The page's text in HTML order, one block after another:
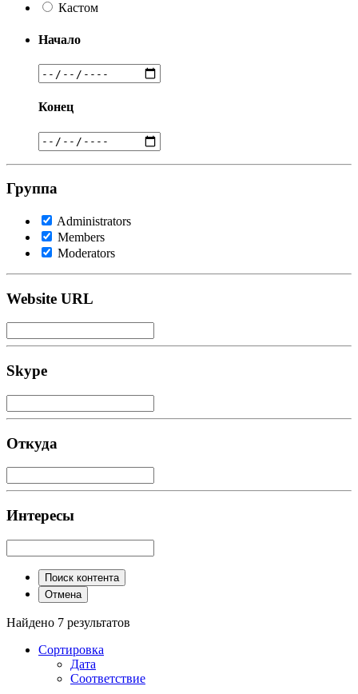
Кастом
Начало
Конец
Группа
Administrators
Members
Moderators
Website URL
Skype
Откуда
Интересы
Поиск контента
Отмена
Найдено 7 результатов
Сортировка
Дата
Соответствие